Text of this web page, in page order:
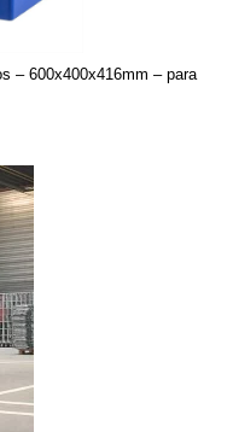
– 600x400x416mm – para